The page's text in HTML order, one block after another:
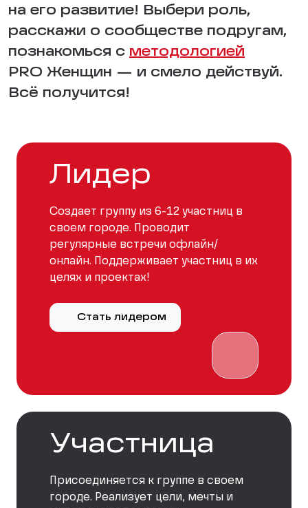
на его развитие! Выбери роль,
расскажи о сообществе подругам,
познакомься с методологией
PRO Женщин — и смело действуй.
Всё получится!
Лидер
Создает группу из 6-12 участниц в
своем городе. Проводит
регулярные встречи офлайн/
онлайн. Поддерживает участниц в их
целях и проектах!
Стать лидером
Участница
Присоединяется к группе в своем
городе. Реализует цели, мечты и